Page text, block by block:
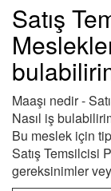
Satış
Maaşı nedir -
Nasıl iş
Bu meslek için
Satış Temsilcisi
gereksinimler